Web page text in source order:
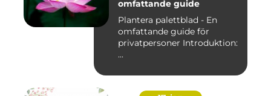
omfattande guide
Plantera palettblad - En
omfattande guide för
privatpersoner Introduktion:
...